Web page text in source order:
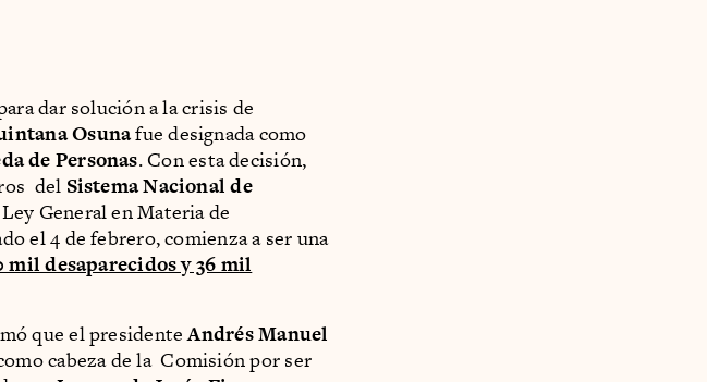
dar solución a la crisis de
Osunafue designada como
de Personas. Con esta decisión,
del Sistema Nacional de
General en Materia de
el 4 de febrero, comienza a ser una
mil desaparecidos y 36 mil
que el presidenteAndrés Manuel
cabeza de la Comisión por ser